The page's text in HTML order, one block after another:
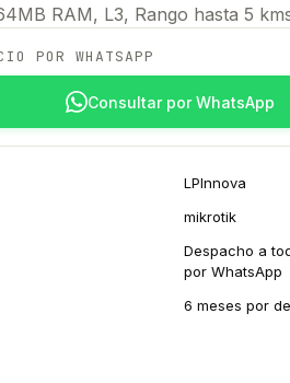
RAM, L3, Rango hasta 5
POR WHATSAPP
Consultar por WhatsApp
LPInnova
mikrotik
Despacho a
por WhatsApp
6 meses por